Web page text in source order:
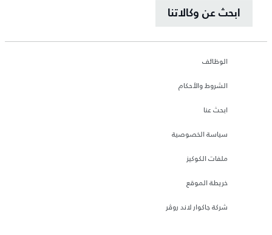
ابحث عن وكالاتنا
الوظائف
الشروط والأحكام
ابحث عنا
سياسة الخصوصية
ملفات الكوكيز
خريطة الموقع
شركة جاكوار لاند روڤر